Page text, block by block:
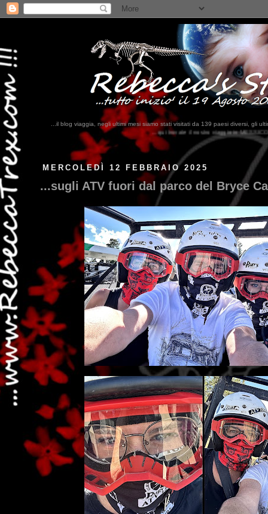
...il blog viaggia, negli ultimi mesi siamo stati visitati da 139 paesi diversi, gli
...qui trovate il nostro viaggio in MESSICO 2023...clikka qui !!!
MERCOLEDÌ 12 FEBBRAIO 2025
...sugli ATV fuori dal parco del Bryce